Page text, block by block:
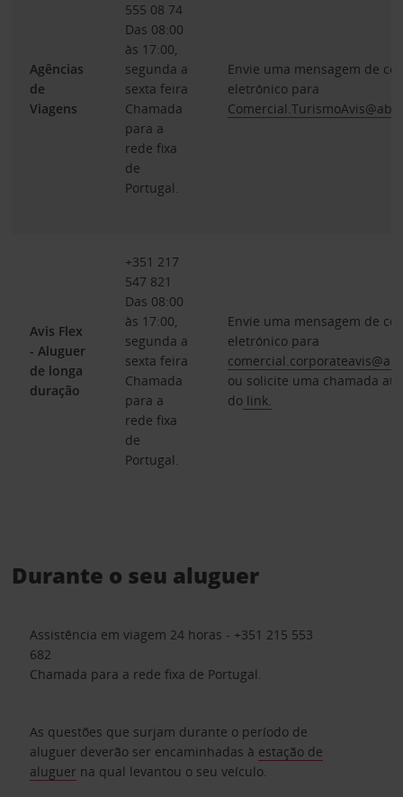
Agências
de
Viagens
555 08 74
Das 08:00
às 17:00,
segunda a
sexta feira
Chamada
para a
rede fixa
de
Portugal.
Envie uma mensagem de
eletrónico para
Avis Flex
- Aluguer
de longa
duração
+351 217
547 821
Das 08:00
às 17:00,
segunda a
sexta feira
Chamada
para a
rede fixa
de
Portugal.
Envie uma mensagem de
eletrónico para
ou solicite uma chamada
dolink.
Durante o seu aluguer
Assistência em viagem 24 horas - +351 215 553
682
Chamada para a rede fixa de Portugal.
As questões que surjam durante o período de
aluguer deverão ser encaminhadas à estação de
aluguer na qual levantou o seu veículo.